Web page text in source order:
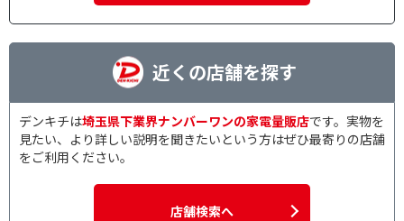
近くの店舗を探す
デンキチは埼玉県下業界ナンバーワンの家電量販店です。実物を
見たい、より詳しい説明を聞きたいという方はぜひ最寄りの店舗
をご利用ください。
店舗検索へ